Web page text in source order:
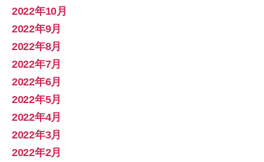
2022年10月
2022年9月
2022年8月
2022年7月
2022年6月
2022年5月
2022年4月
2022年3月
2022年2月